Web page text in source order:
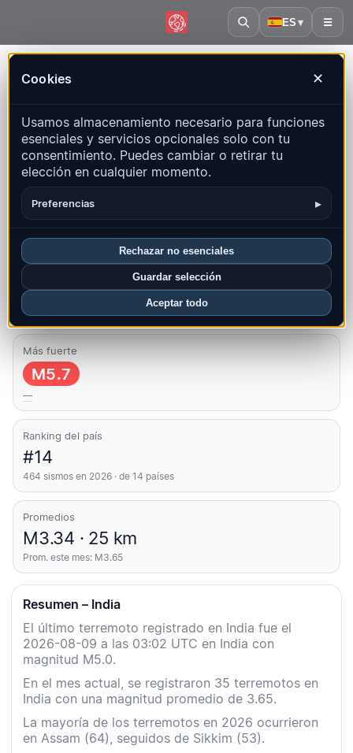
ES ▾ ☰
Cookies ✕
Usamos almacenamiento necesario para funciones
esenciales y servicios opcionales solo con tu
consentimiento. Puedes cambiar o retirar tu
elección en cualquier momento.
Preferencias ▸
Rechazar no esenciales
Guardar selección
Aceptar todo
Mapa en vivo, estadísticas y eventos recientes
Abrir mapa histórico Últimos en este país
Resumen Mapa
FAQ
Sismos este mes
35
Último UTC: 2026-08-09 03:02:07
Más fuerte
M5.7
—
Ranking del país
#14
464 sismos en 2026 · de 14 países
Promedios
M3.34 · 25 km
Prom. este mes: M3.65
Resumen – India
El último terremoto registrado en India fue el
2026-08-09 a las 03:02 UTC en India con
magnitud M5.0.
En el mes actual, se registraron 35 terremotos en
India con una magnitud promedio de 3.65.
La mayoría de los terremotos en 2026 ocurrieron
en Assam (64), seguidos de Sikkim (53).